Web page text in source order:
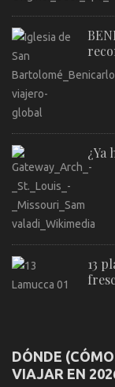
¿Ya
13
DÓNDE
VIAJAR EN